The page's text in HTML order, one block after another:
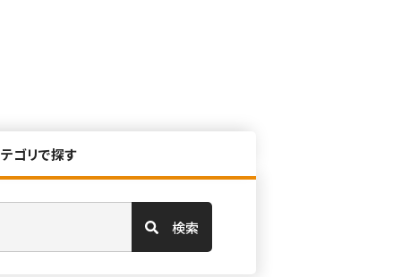
ゴリで探す
検索